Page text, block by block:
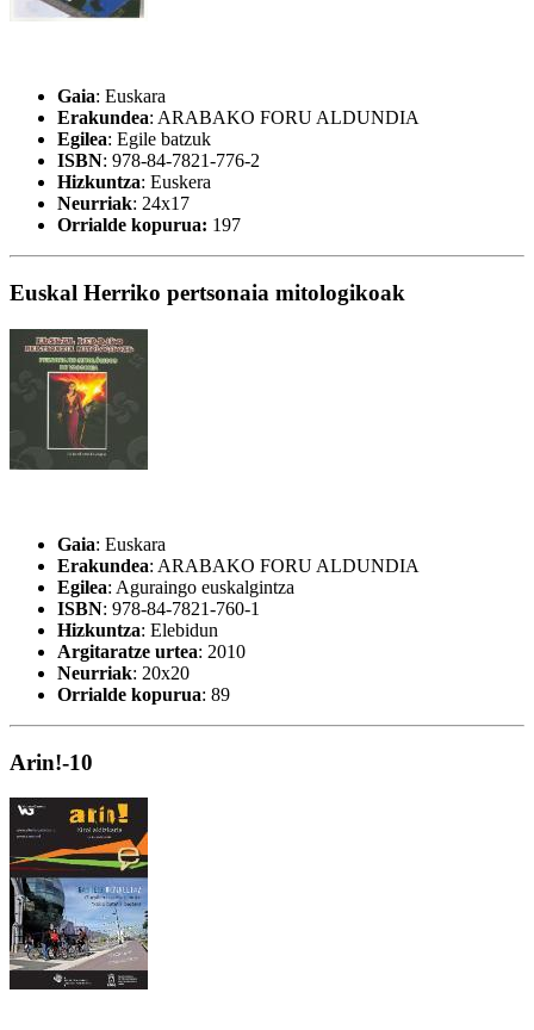
Gaia: Euskara
Erakundea: ARABAKO FORU ALDUNDIA
Egilea: Egile batzuk
ISBN: 978-84-7821-776-2
Hizkuntza: Euskera
Neurriak: 24x17
Orrialde kopurua: 197
Euskal Herriko pertsonaia mitologikoak
Gaia: Euskara
Erakundea: ARABAKO FORU ALDUNDIA
Egilea: Aguraingo euskalgintza
ISBN: 978-84-7821-760-1
Hizkuntza: Elebidun
Argitaratze urtea: 2010
Neurriak: 20x20
Orrialde kopurua: 89
Arin!-10